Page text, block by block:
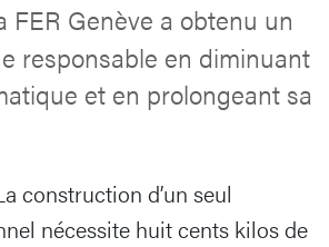
FER Genève a obtenu un
responsable en diminuant
et en prolongeant sa
construction d’un seul
nécessite huit cents kilos de